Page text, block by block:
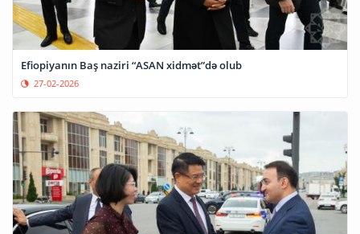
Efiopiyanın Baş naziri “ASAN xidmət”də olub
27-02-2026